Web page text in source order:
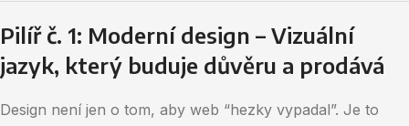
Pilíř č. 1: Moderní design – Vizuální
jazyk, který buduje důvěru a prodává
Design není jen o tom, aby web “hezky vypadal”. Je to